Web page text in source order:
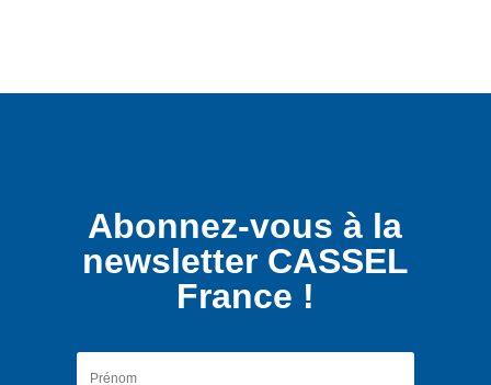
Abonnez-vous à la
newsletter CASSEL
France !